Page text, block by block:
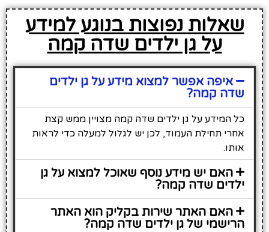
שאלות נפוצות בנוגע למידע
על גן ילדים שדה קמה
איפה אפשר למצוא מידע על גן ילדים
שדה קמה?
כל המידע על גן ילדים שדה קמה מצויין ממש קצת
אחרי תחילת העמוד, לכן יש לגלול למעלה כדי לראות
אותו.
האם יש מידע נוסף שאוכל למצוא על גן
ילדים שדה קמה?
האם האתר שירות בקליק הוא האתר
הרישמי של גן ילדים שדה קמה?